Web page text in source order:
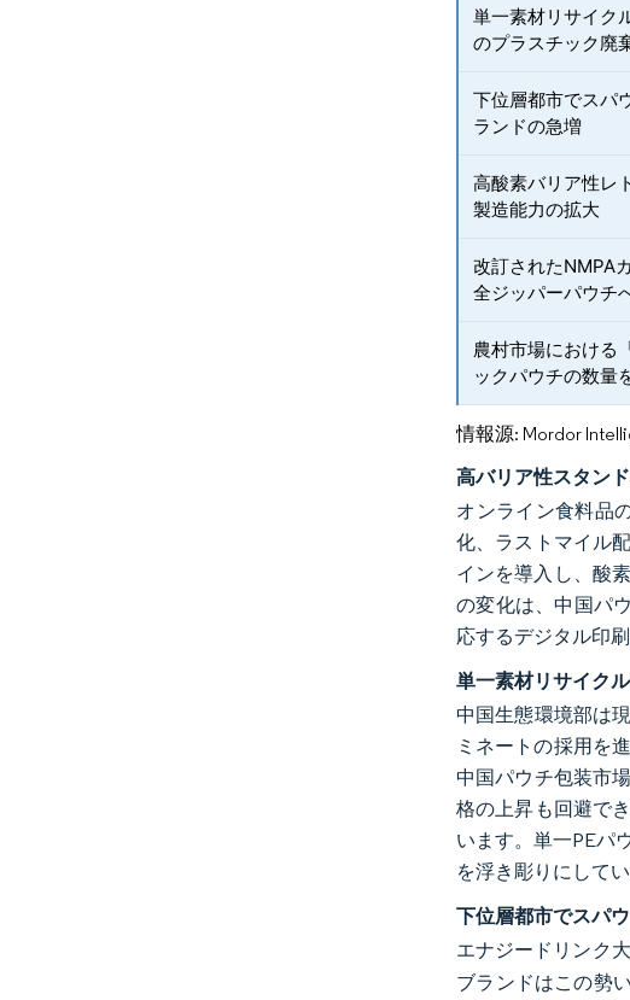
単一素材リサイク
のプラスチック廃
下位層都市でスパ
ランドの急増
高酸素バリア性レ
製造能力の拡大
改訂されたNMPA
全ジッパーパウチ
農村市場における
ックパウチの数量
情報源: Mordor
高バリア性スタン
オンライン食料品
化、ラストマイル
インを導入し、酸
の変化は、中国パ
応するデジタル印
単一素材リサイク
中国生態環境部は
ミネートの採用を
中国パウチ包装市
格の上昇も回避で
います。単一PEパ
を浮き彫りにしてい
下位層都市でスパ
エナジードリンク
ブランドはこの勢